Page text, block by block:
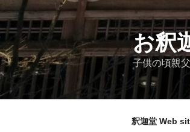
コ
ン
テ
ン
ツ
へ
ス
お釈
子供の頃親
釈迦堂 Web